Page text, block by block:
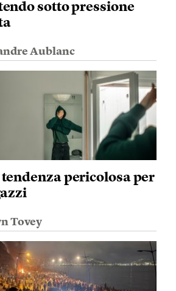
sotto pressione
Aublanc
pericolosa per
Tovey